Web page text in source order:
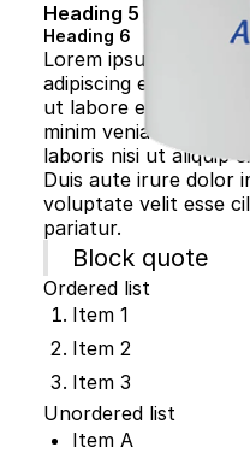
Heading 5
Heading 6
Lorem ipsum dolor sit
adipiscing elit, sed do
ut labore et dolore
minim veniam, quis
laboris nisi ut aliquip
Duis aute irure dolor
voluptate velit esse
pariatur.
Block quote
Ordered list
Item 1
Item 2
Item 3
Unordered list
Item A